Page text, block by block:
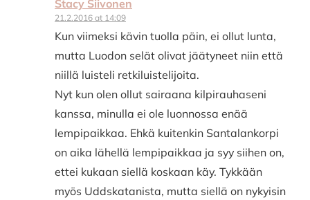
Stacy Siivonen
21.2.2016 at 14:09
Kun viimeksi kävin tuolla päin, ei ollut lunta,
mutta Luodon selät olivat jäätyneet niin että
niillä luisteli retkiluistelijoita.
Nyt kun olen ollut sairaana kilpirauhaseni
kanssa, minulla ei ole luonnossa enää
lempipaikkaa. Ehkä kuitenkin Santalankorpi
on aika lähellä lempipaikkaa ja syy siihen on,
ettei kukaan siellä koskaan käy. Tykkään
myös Uddskatanista, mutta siellä on nykyisin